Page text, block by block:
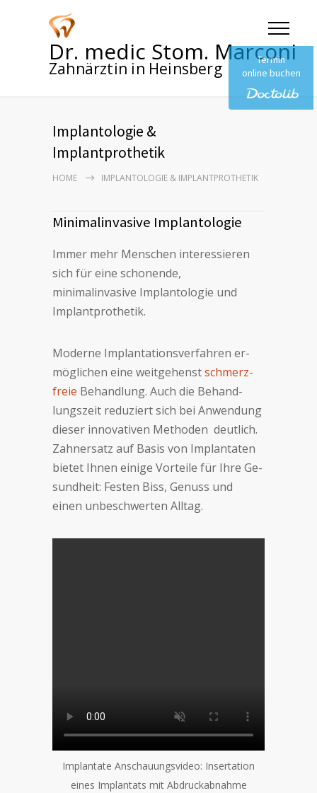
Dr. medic Stom. Marconi
Zahnärztin in Heinsberg
Termin
online buchen
Implantologie &
Implantprothetik
HOME IMPLANTOLOGIE & IMPLANTPROTHETIK
Minimalinvasive Implantologie
Immer mehr Men­schen in­ter­es­sie­ren
sich für eine scho­nen­de,
minimalinvasive Implantologie und
Implantprothetik.
Moderne Implantations­ver­fah­ren er­
mög­li­chen eine weit­ge­henstschmerz­
freie Be­hand­lung. Auch die Be­hand­
lungs­zeit re­du­ziert sich bei An­wen­dung
die­ser in­no­va­ti­ven Me­tho­den deut­lich.
Zahn­er­satz auf Ba­sis von Implantaten
bie­tet Ih­nen eini­ge Vor­tei­le für Ih­re Ge­
sund­heit: Fe­sten Biss, Ge­nuss und
einen un­be­schwer­ten All­tag.
Implantate Anschauungsvideo: In­ser­ta­tion
eines Im­plan­tats mit Ab­druck­ab­nah­me